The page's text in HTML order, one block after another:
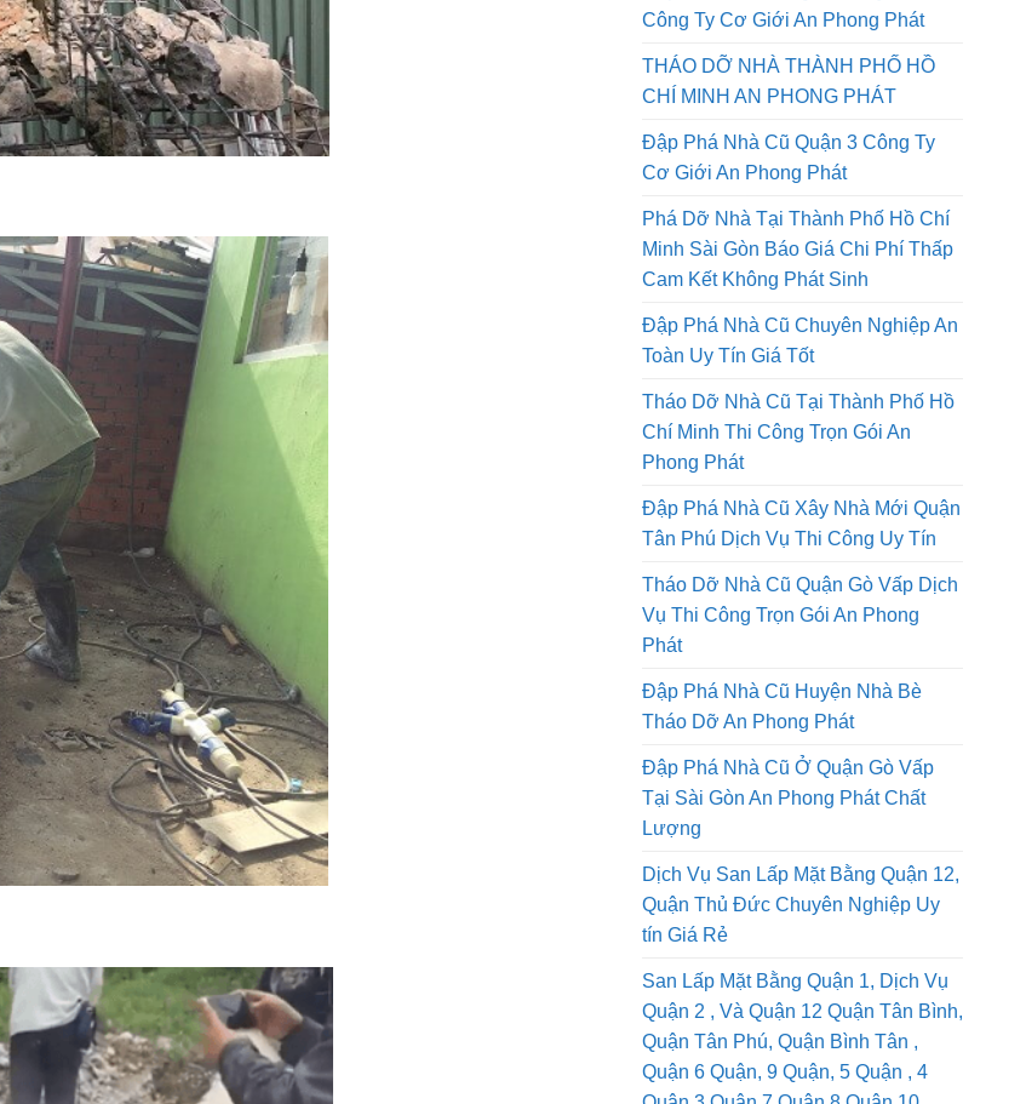
An Phong Phát
Đập Phá Nhà Cũ Quận 4 Uy Tín
Công Ty Cơ Giới An Phong Phát
THÁO DỠ NHÀ THÀNH PHỐ HỒ
CHÍ MINH AN PHONG PHÁT
Đập Phá Nhà Cũ Quận 3 Công Ty
Cơ Giới An Phong Phát
Phá Dỡ Nhà Tại Thành Phố Hồ Chí
Minh Sài Gòn Báo Giá Chi Phí Thấp
Cam Kết Không Phát Sinh
Đập Phá Nhà Cũ Chuyên Nghiệp An
Toàn Uy Tín Giá Tốt
Tháo Dỡ Nhà Cũ Tại Thành Phố Hồ
Chí Minh Thi Công Trọn Gói An
Phong Phát
Đập Phá Nhà Cũ Xây Nhà Mới Quận
Tân Phú Dịch Vụ Thi Công Uy Tín
Tháo Dỡ Nhà Cũ Quận Gò Vấp Dịch
Vụ Thi Công Trọn Gói An Phong
Phát
Đập Phá Nhà Cũ Huyện Nhà Bè
Tháo Dỡ An Phong Phát
Đập Phá Nhà Cũ Ở Quận Gò Vấp
Tại Sài Gòn An Phong Phát Chất
Lượng
Dịch Vụ San Lấp Mặt Bằng Quận 12,
Quận Thủ Đức Chuyên Nghiệp Uy
tín Giá Rẻ
San Lấp Mặt Bằng Quận 1, Dịch Vụ
Quận 2 , Và Quận 12 Quận Tân Bình,